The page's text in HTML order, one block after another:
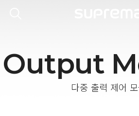
Output
다중 출력 제어